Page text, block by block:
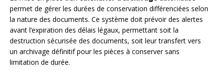
permet de gérer les durées de conservation différenciées selon
la nature des documents. Ce système doit prévoir des alertes
avant l’expiration des délais légaux, permettant soit la
destruction sécurisée des documents, soit leur transfert vers
un archivage définitif pour les pièces à conserver sans
limitation de durée.